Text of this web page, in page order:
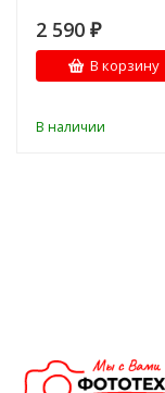
2 590 ₽
В корзину
В наличии